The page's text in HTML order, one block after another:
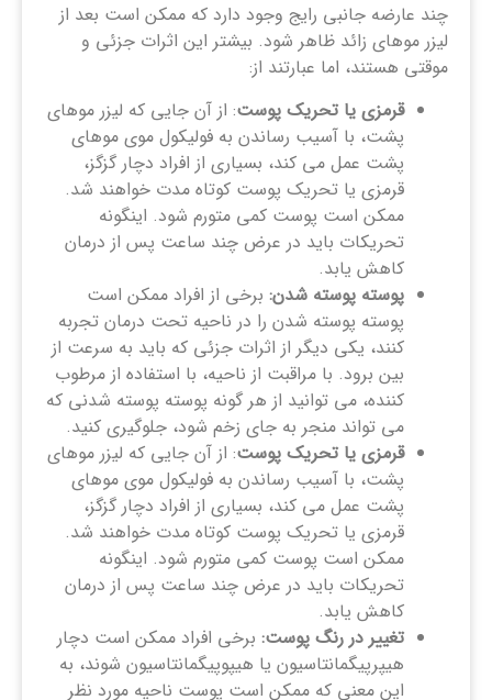
چند عارضه جانبی رایج وجود دارد که ممکن است بعد از
لیزر موهای زائد ظاهر شود. بیشتر این اثرات جزئی و
موقتی هستند، اما عبارتند از:
قرمزی یا تحریک پوست: از آن جایی که لیزر موهای
پشت، با آسیب رساندن به فولیکول موی موهای
پشت عمل می کند، بسیاری از افراد دچار گزگز،
قرمزی یا تحریک پوست کوتاه مدت خواهند شد.
ممکن است پوست کمی متورم شود. اینگونه
تحریکات باید در عرض چند ساعت پس از درمان
کاهش یابد.
پوسته پوسته شدن: برخی از افراد ممکن است
پوسته پوسته شدن را در ناحیه تحت درمان تجربه
کنند، یکی دیگر از اثرات جزئی که باید به سرعت از
بین برود. با مراقبت از ناحیه، با استفاده از مرطوب
کننده، می توانید از هر گونه پوسته پوسته شدنی که
می تواند منجر به جای زخم شود، جلوگیری کنید.
قرمزی یا تحریک پوست: از آن جایی که لیزر موهای
پشت، با آسیب رساندن به فولیکول موی موهای
پشت عمل می کند، بسیاری از افراد دچار گزگز،
قرمزی یا تحریک پوست کوتاه مدت خواهند شد.
ممکن است پوست کمی متورم شود. اینگونه
تحریکات باید در عرض چند ساعت پس از درمان
کاهش یابد.
تغییر در رنگ پوست: برخی افراد ممکن است دچار
هیپرپیگمانتاسیون یا هیپوپیگمانتاسیون شوند، به
این معنی که ممکن است پوست ناحیه مورد نظر